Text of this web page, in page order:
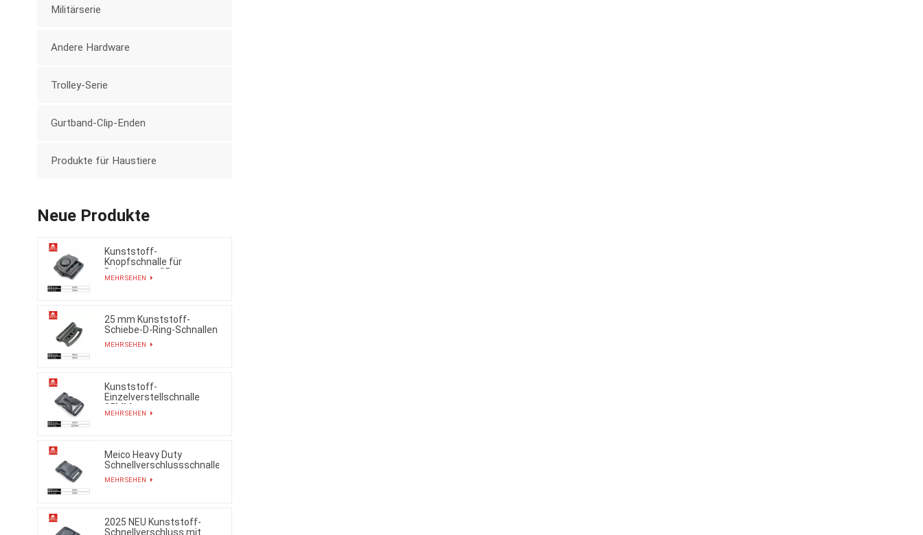
Militärserie
Andere Hardware
Trolley-Serie
Gurtband-Clip-Enden
Produkte für Haustiere
Neue Produkte
Kunststoff-
Knopfschnalle für
Babytragen, 25 mm,
Gürtel
MEHR SEHEN
25 mm Kunststoff-
Schiebe-D-Ring-Schnallen
MEHR SEHEN
Kunststoff-
Einzelverstellschnalle
25MM
MEHR SEHEN
Meico Heavy Duty
Schnellverschlussschnalle
MEHR SEHEN
2025 NEU Kunststoff-
Schnellverschluss mit